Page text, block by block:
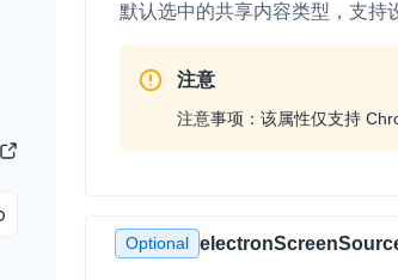
实时互动基础能力
对话式 AI 引擎 NEW HOT
实时互动
默认选中的共享内容类型，支持
注意
注意事项：该属性仅支持
Optional